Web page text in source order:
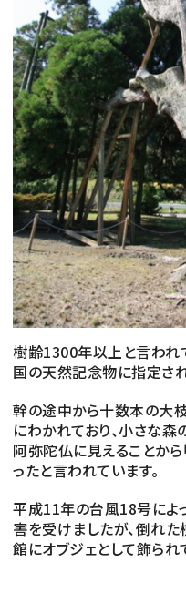
体験する
文字サイ
背景色
メニ
樹齢1300年以上と言われ
国の天然記念物に指定され
幹の途中から十数本の大
にわかれており、小さな森
阿弥陀仏に見えることから
ったと言われています。
平成11年の台風18号によ
害を受けましたが、倒れ
館にオブジェとして飾られ